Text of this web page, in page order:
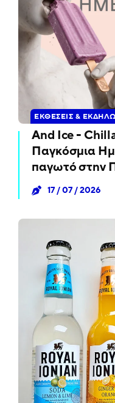
ΕΚΘΈΣΕΙΣ &
And Ice -
Παγκόσμια
παγωτό στην
17 / 07 / 2026